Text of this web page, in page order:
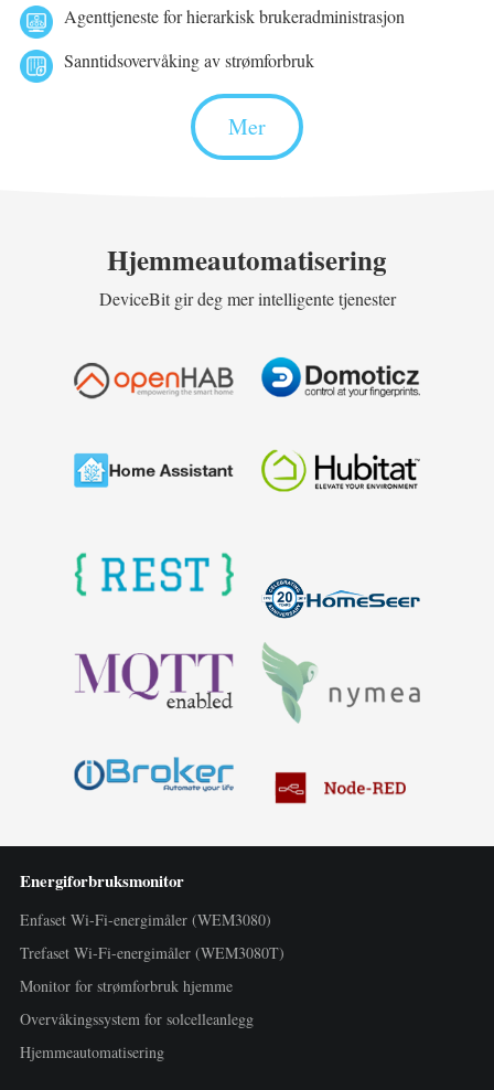
Agenttjeneste for hierarkisk brukeradministrasjon
Sanntidsovervåking av strømforbruk
Mer
Hjemmeautomatisering
DeviceBit gir deg mer intelligente tjenester
Energiforbruksmonitor
Enfaset Wi-Fi-energimåler (WEM3080)
Trefaset Wi-Fi-energimåler (WEM3080T)
Monitor for strømforbruk hjemme
Overvåkingssystem for solcelleanlegg
Hjemmeautomatisering